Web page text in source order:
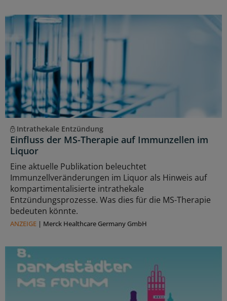
Intrathekale Entzündung
Einfluss der MS-Therapie auf Immunzellen im
Liquor
Eine aktuelle Publikation beleuchtet
Immunzellveränderungen im Liquor als Hinweis auf
kompartimentalisierte intrathekale
Entzündungsprozesse. Was dies für die MS-Therapie
bedeuten könnte.
ANZEIGE | Merck Healthcare Germany GmbH